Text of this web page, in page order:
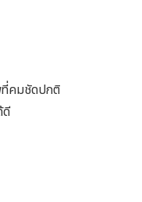
ที่คมชัดปกติ
ดี